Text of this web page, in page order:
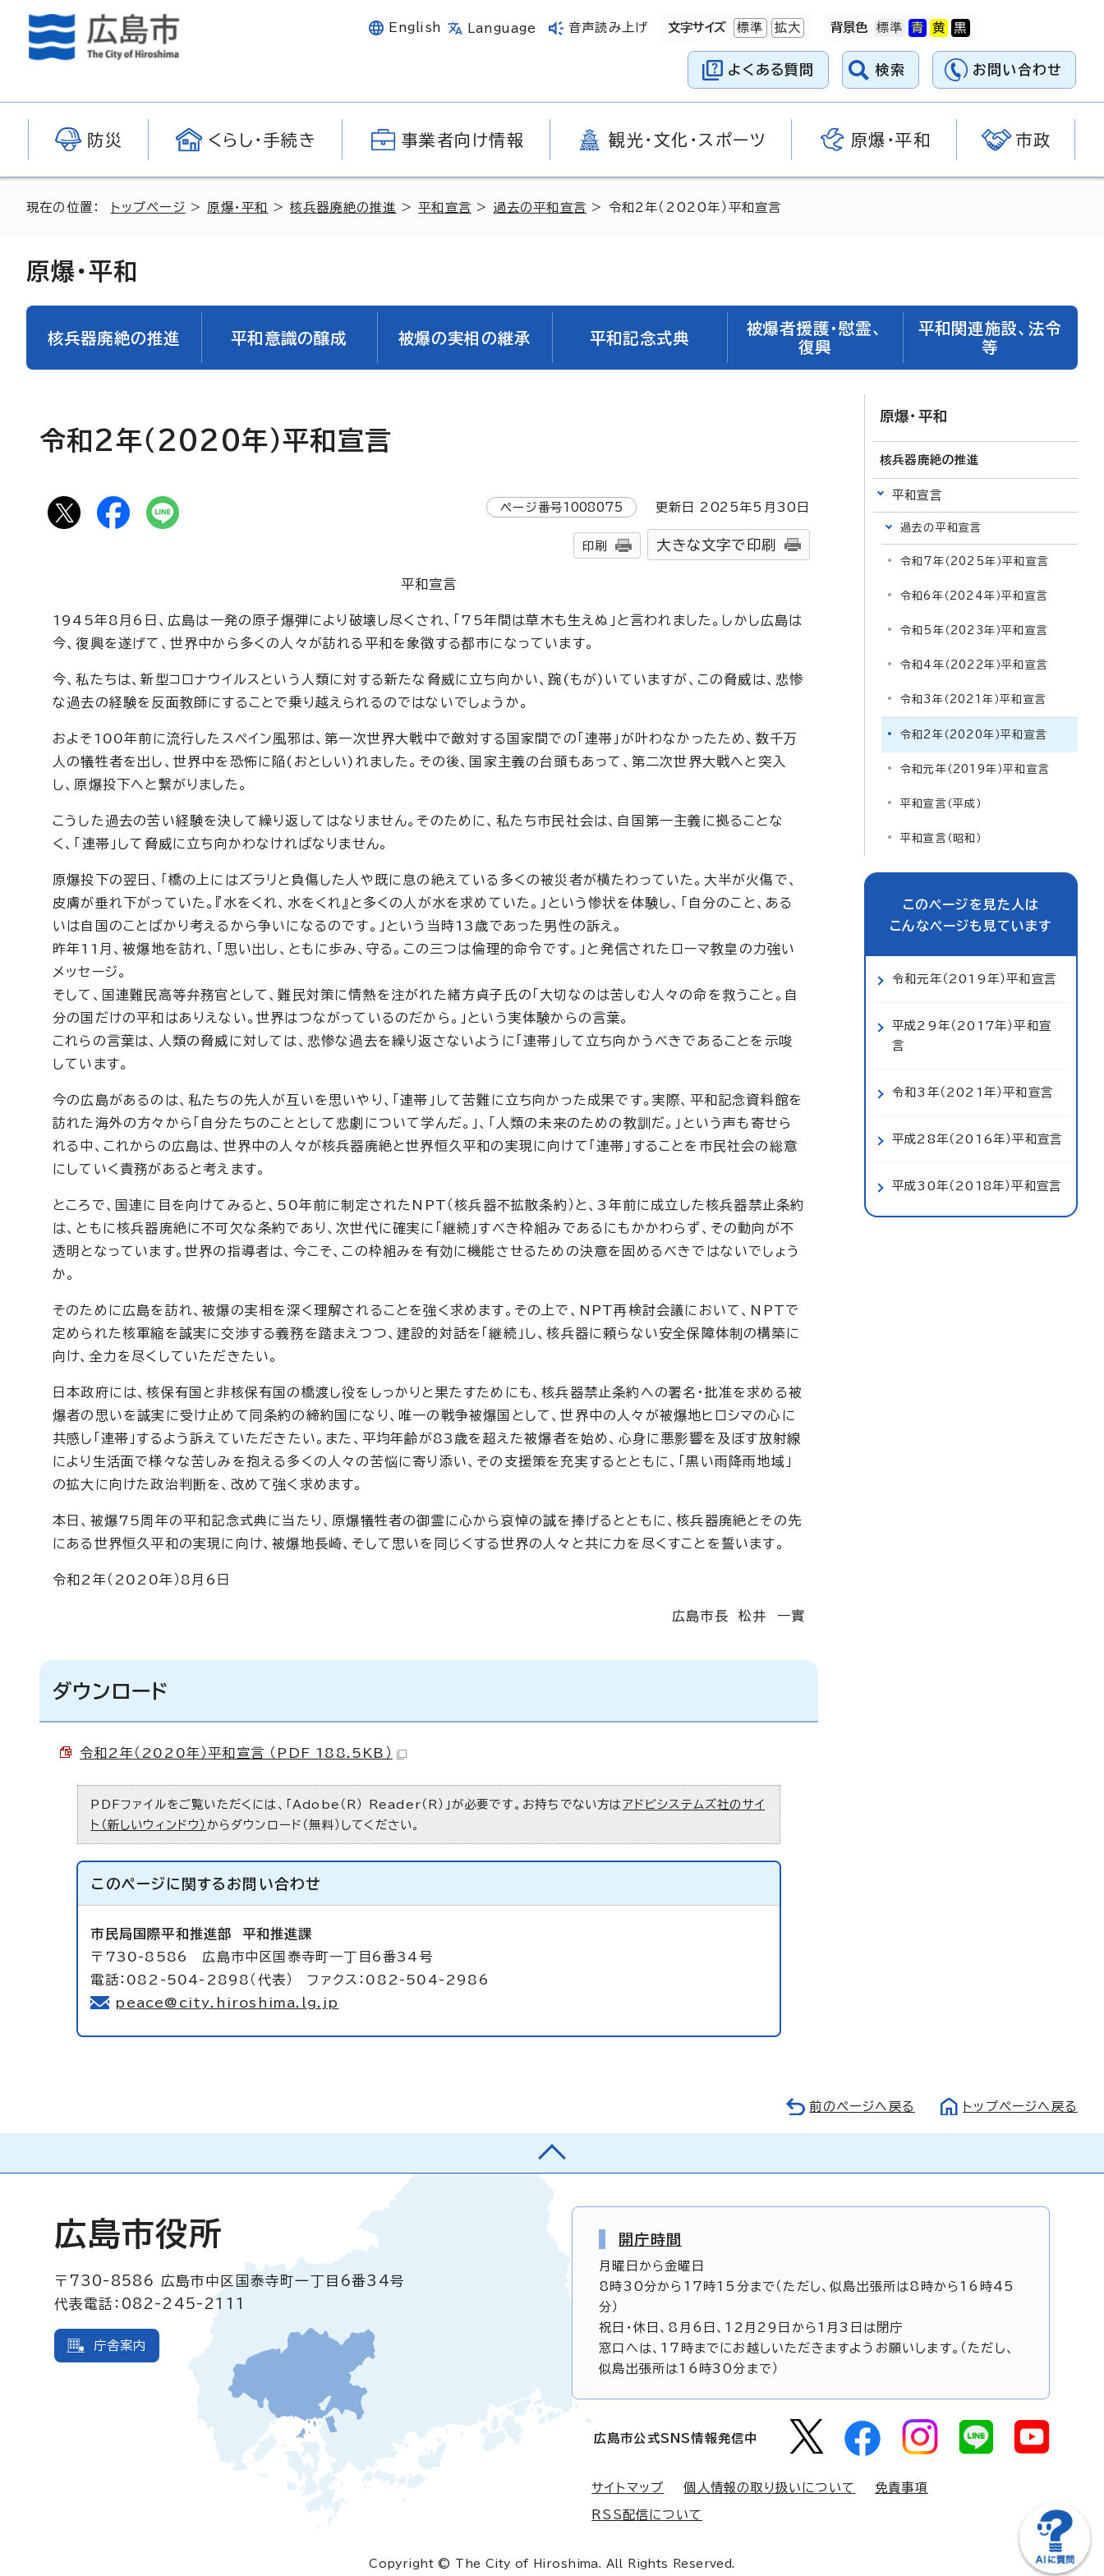
English Language 音声読み上げ 文字サイズ 標準 拡大 背景色
よくある質問 検索 お問い合わせ
防災 くらし・手続き 事業者向け情報 観光・文化・スポーツ 原爆・平和 市政
現在の位置： トップページ > 原爆・平和 >核兵器廃絶の推進 >平和宣言 > 過去の平和宣言 > 令和2年（2020年）平和宣言
原爆・平和
核兵器廃絶の推進 平和意識の醸成 被爆の実相の継承 平和記念式典
被爆者援護・慰霊、
復興
平和関連施設、法令
等
令和2年（2020年）平和宣言
ページ番号1008075 更新日 2025年5月 30 日
印刷 大きな文字で印刷
平和宣言
1945年8月6日、広島は一発の原子爆弾により破壊し尽くされ、「75年間は草木も生えぬ」と言われました。しかし広島は
今、復興を遂げて、世界中から多くの人々が訪れる平和を象徴する都市になっています。
今、私たちは、新型コロナウイルスという人類に対する新たな脅威に立ち向かい、踠(もが)いていますが、この脅威は、悲惨
な過去の経験を反面教師にすることで乗り越えられるのではないでしょうか。
およそ100年前に流行したスペイン風邪は、第一次世界大戦中で敵対する国家間での「連帯」が叶わなかったため、数千万
人の犠牲者を出し、世界中を恐怖に陥(おとしい)れました。その後、国家主義の台頭もあって、第二次世界大戦へと突入
し、原爆投下へと繋がりました。
こうした過去の苦い経験を決して繰り返してはなりません。そのために、私たち市民社会は、自国第一主義に拠ることな
く、「連帯」して脅威に立ち向かわなければなりません。
原爆投下の翌日、「橋の上にはズラリと負傷した人や既に息の絶えている多くの被災者が横たわっていた。大半が火傷で、
皮膚が垂れ下がっていた。『水をくれ、水をくれ』と多くの人が水を求めていた。」という惨状を体験し、「自分のこと、ある
いは自国のことばかり考えるから争いになるのです。」という当時13歳であった男性の訴え。
昨年11月、被爆地を訪れ、「思い出し、ともに歩み、守る。この三つは倫理的命令です。」と発信されたローマ教皇の力強い
メッセージ。
そして、国連難民高等弁務官として、難民対策に情熱を注がれた緒方貞子氏の「大切なのは苦しむ人々の命を救うこと。自
分の国だけの平和はありえない。世界はつながっているのだから。」という実体験からの言葉。
これらの言葉は、人類の脅威に対しては、悲惨な過去を繰り返さないように「連帯」して立ち向かうべきであることを示唆
しています。
今の広島があるのは、私たちの先人が互いを思いやり、「連帯」して苦難に立ち向かった成果です。実際、平和記念資料館を
訪れた海外の方々から「自分たちのこととして悲劇について学んだ。」、「人類の未来のための教訓だ。」という声も寄せら
れる中、これからの広島は、世界中の人々が核兵器廃絶と世界恒久平和の実現に向けて「連帯」することを市民社会の総意
にしていく責務があると考えます。
ところで、国連に目を向けてみると、50年前に制定されたNPT（核兵器不拡散条約）と、3年前に成立した核兵器禁止条約
は、ともに核兵器廃絶に不可欠な条約であり、次世代に確実に「継続」すべき枠組みであるにもかかわらず、その動向が不
透明となっています。世界の指導者は、今こそ、この枠組みを有効に機能させるための決意を固めるべきではないでしょう
か。
そのために広島を訪れ、被爆の実相を深く理解されることを強く求めます。その上で、NPT再検討会議において、NPTで
定められた核軍縮を誠実に交渉する義務を踏まえつつ、建設的対話を「継続」し、核兵器に頼らない安全保障体制の構築に
向け、全力を尽くしていただきたい。
日本政府には、核保有国と非核保有国の橋渡し役をしっかりと果たすためにも、核兵器禁止条約への署名・批准を求める被
爆者の思いを誠実に受け止めて同条約の締約国になり、唯一の戦争被爆国として、世界中の人々が被爆地ヒロシマの心に
共感し「連帯」するよう訴えていただきたい。また、平均年齢が83歳を超えた被爆者を始め、心身に悪影響を及ぼす放射線
により生活面で様々な苦しみを抱える多くの人々の苦悩に寄り添い、その支援策を充実するとともに、「黒い雨降雨地域」
の拡大に向けた政治判断を、改めて強く求めます。
本日、被爆75周年の平和記念式典に当たり、原爆犠牲者の御霊に心から哀悼の誠を捧げるとともに、核兵器廃絶とその先
にある世界恒久平和の実現に向け、被爆地長崎、そして思いを同じくする世界の人々と共に力を尽くすことを誓います。
令和2年（2020年）8月6日
広島市長 松井 一實
ダウンロード
令和2年（2020年）平和宣言 （PDF 188.5KB）
PDFファイルをご覧いただくには、「Adobe（R） Reader（R）」が必要です。お持ちでない方は アドビシステムズ社のサイ
ト（新しいウィンドウ） からダウンロード（無料）してください。
このページに関する お問い合わせ
市民局国際平和推進部 平和推進課
〒730-8586 広島市中区国泰寺町一丁目6番34号
電話：082-504-2898（代表） ファクス：082-504-2986
peace@city.hiroshima.lg.jp
原爆・平和
核兵器廃絶の推進
平和宣言
過去の平和宣言
令和7年（2025年）平和宣言
令和6年（2024年）平和宣言
令和5年（2023年）平和宣言
令和4年（2022年）平和宣言
令和3年（2021年）平和宣言
令和2年（2020年）平和宣言
令和元年（2019年）平和宣言
平和宣言（平成）
平和宣言（昭和）
このページを見た人は
こんなページも見ています
令和元年（2019年）平和宣言
平成29年（2017年）平和宣
言
令和3年（2021年）平和宣言
平成28年（2016年）平和宣言
平成30年（2018年）平和宣言
前のページへ戻る トップページへ戻る
広島市役所
〒730-8586
広島市中区国泰寺町一丁目6番34号
代表電話：082-245-2111
庁舎案内
開庁時間
月曜日から金曜日
8時30分から17時15分まで（ただし、似島出張所は8時から16時45
分）
祝日・休日、8月6日、12月29日から1月3日は閉庁
窓口へは、17時までにお越しいただきますようお願いします。（ただし、
似島出張所は16時30分まで）
広島市公式SNS情報発信中
サイトマップ 個人情報の取り扱いについて 免責事項
RSS配信について
Copyright © The City of Hiroshima. All Rights Reserved.